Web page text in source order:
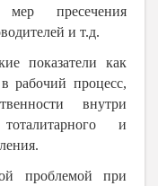
мер пресечения
и т.д.
показатели как
рабочий процесс,
внутри
и
проблемой при